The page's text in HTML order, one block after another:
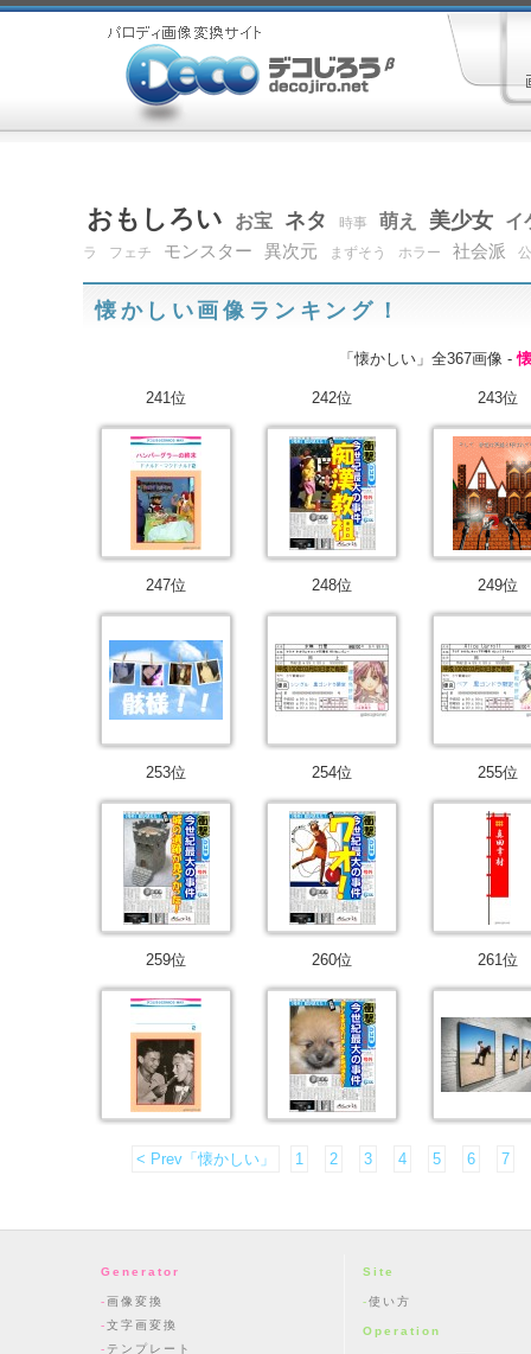
おもしろい お宝 ネタ 時事 萌え 美少女 イ
ラ フェチ モンスター 異次元 まずそう ホラー 社会派
懐かしい画像ランキング！
「懐かしい」全367画像 -
241位 242位 243位
247位 248位 249位
253位 254位 255位
259位 260位 261位
< Prev「懐かしい」 1 2 3 4 5 6 7
Generator
画像変換
文字画変換
テンプレート
Site
使い方
Operation